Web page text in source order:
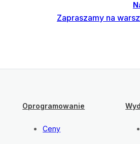
Oprogramowanie
Ceny